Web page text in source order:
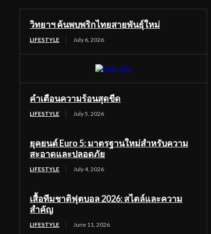
วิทยาฯ ค้นพบพริกไทยสายพันธุ์ใหม่
LIFESTYLE July 6, 2026
คำเตือนความร้อนสุดขีด
LIFESTYLE July 5, 2026
ยุคยนต์ Euro 5: มาตรฐานใหม่สำหรับความ
สะอาดและปลอดภัย
LIFESTYLE July 4, 2026
เสื้อทีมชาติฟุตบอล 2026: สไตล์และความ
สำคัญ
LIFESTYLE June 11, 2026